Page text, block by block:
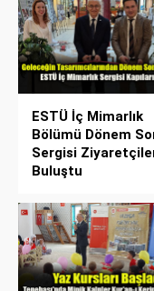
ESTÜ İç Mimarlık
Bölümü Dönem
Sergisi
Buluştu